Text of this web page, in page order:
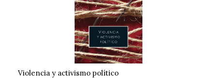
Violencia y activismo político